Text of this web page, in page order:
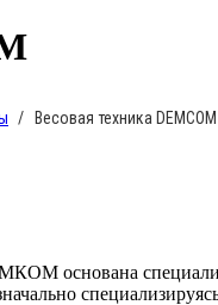
Весовая техника DEMCOM
основана